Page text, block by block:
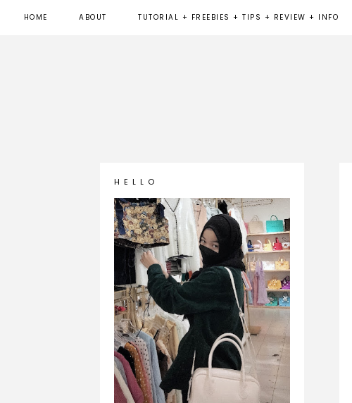
HOME ABOUT TUTORIAL + FREEBIES + TIPS + REVIEW + INFO
H E L L O